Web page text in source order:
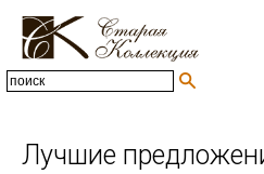
Лучшие